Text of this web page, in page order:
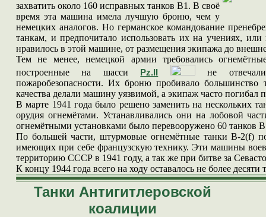
захватить около 160 исправных танков B1. В своё
время эта машина имела лучшую броню, чем у
немецких аналогов. Но германское командование
танкам, и предпочитало использовать их на учениях,
нравилось в этой машине, от размещения экипажа до
Тем не менее, немецкой армии требовались
построенные на шасси
Pz.II
не
пожаробезопасности. Их броню пробивало большинство
качества делали машину уязвимой, а экипаж часто погибал
В марте 1941 года было решено заменить на нескольких
орудия огнемётами. Устанавливались они на лобовой
огнемётными установками было перевооружено 60 танков
По большей части, штурмовые огнемётные танки B-2(f)
имеющих при себе французскую технику. Эти машины
территорию СССР в 1941 году, а так же при битве за
К концу 1944 года всего на ходу оставалось не более десяти
Танки Антигитлеровской
коалиции